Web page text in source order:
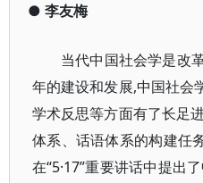
● 李友梅
当代中国社会学是改
年的建设和发展,中国社会
学术反思等方面有了长足
体系、话语体系的构建任
在“5·17”重要讲话中提出